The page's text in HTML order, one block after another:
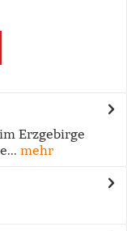
Erzgebirge
mehr